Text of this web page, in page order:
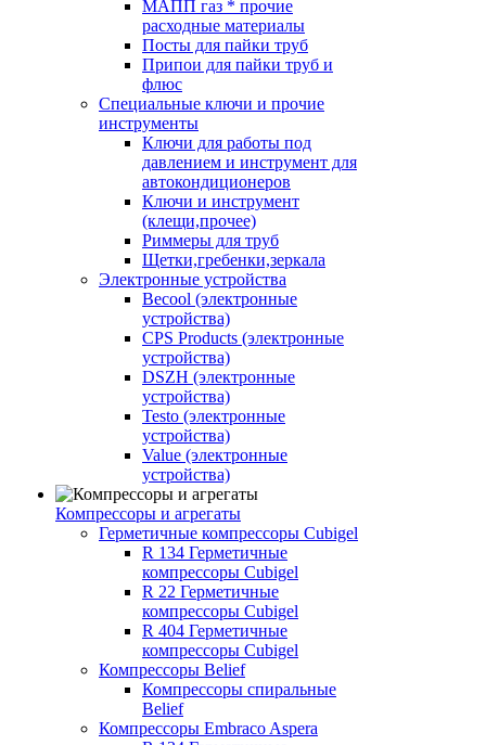
МАПП газ * прочие
расходные материалы
Посты для пайки труб
Припои для пайки труб и
флюс
Специальные ключи и прочие
инструменты
Ключи для работы под
давлением и инструмент для
автокондиционеров
Ключи и инструмент
(клещи,прочее)
Риммеры для труб
Щетки,гребенки,зеркала
Электронные устройства
Becool (электронные
устройства)
CPS Products (электронные
устройства)
DSZH (электронные
устройства)
Testo (электронные
устройства)
Value (электронные
устройства)
Компрессоры и агрегаты
Герметичные компрессоры Cubigel
R 134 Герметичные
компрессоры Cubigel
R 22 Герметичные
компрессоры Cubigel
R 404 Герметичные
компрессоры Cubigel
Компрессоры Belief
Компрессоры спиральные
Belief
Компрессоры Embraco Aspera